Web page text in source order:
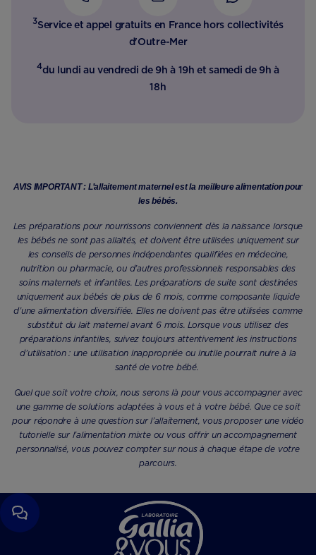
3Service et appel gratuits en France hors collectivités
d'Outre-Mer​
4du lundi au vendredi de 9h à 19h et samedi de 9h à
18h
AVIS IMPORTANT : L’allaitement maternel est la meilleure alimentation pour
les bébés.
Les préparations pour nourrissons conviennent dès la naissance lorsque
les bébés ne sont pas allaités, et doivent être utilisées uniquement sur
les conseils de personnes indépendantes qualifiées en médecine,
nutrition ou pharmacie, ou d’autres professionnels responsables des
soins maternels et infantiles. Les préparations de suite sont destinées
uniquement aux bébés de plus de 6 mois, comme composante liquide
d’une alimentation diversifiée. Elles ne doivent pas être utilisées comme
substitut du lait maternel avant 6 mois. Lorsque vous utilisez des
préparations infantiles, suivez toujours attentivement les instructions
d’utilisation : une utilisation inappropriée ou inutile pourrait nuire à la
santé de votre bébé.
Quel que soit votre choix, nous serons là pour vous accompagner avec
une gamme de solutions adaptées à vous et à votre bébé. Que ce soit
pour répondre à une question sur l’allaitement, vous proposer une vidéo
tutorielle sur l’alimentation mixte ou vous offrir un accompagnement
personnalisé, vous pouvez compter sur nous à chaque étape de votre
parcours.